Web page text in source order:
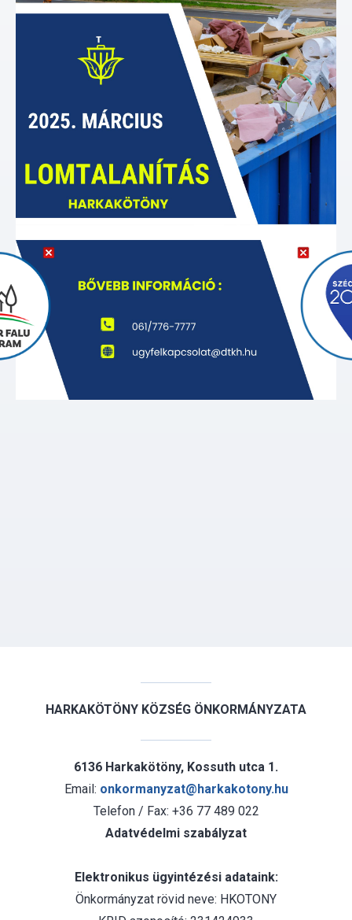
HARKAKÖTÖNY KÖZSÉG ÖNKORMÁNYZATA
6136 Harkakötöny, Kossuth utca 1.
Email: onkormanyzat@harkakotony.hu
Telefon / Fax: +36 77 489 022
Adatvédelmi szabályzat
Elektronikus ügyintézési adataink:
Önkormányzat rövid neve: HKOTONY